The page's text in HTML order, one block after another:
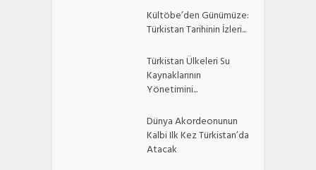
Kültöbe’den Günümüze:
Türkistan Tarihinin İzleri...
Türkistan Ülkeleri Su
Kaynaklarının
Yönetimini...
Dünya Akordeonunun
Kalbi Ilk Kez Türkistan’da
Atacak